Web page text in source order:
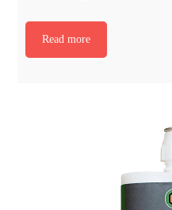
Read more